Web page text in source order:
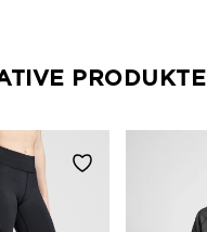
PRODUKTE